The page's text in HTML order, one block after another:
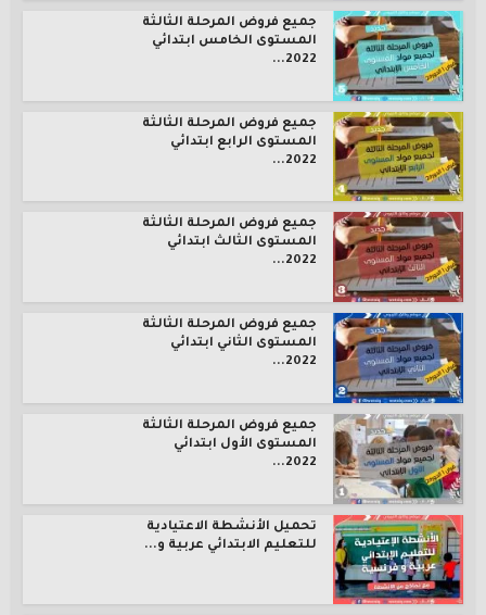
جميع فروض المرحلة الثالثة
المستوى الخامس ابتدائي
2022...
جميع فروض المرحلة الثالثة
المستوى الرابع ابتدائي
2022...
جميع فروض المرحلة الثالثة
المستوى الثالث ابتدائي
2022...
جميع فروض المرحلة الثالثة
المستوى الثاني ابتدائي
2022...
جميع فروض المرحلة الثالثة
المستوى الأول ابتدائي
2022...
تحميل الأنشطة الاعتيادية
للتعليم الابتدائي عربية و...